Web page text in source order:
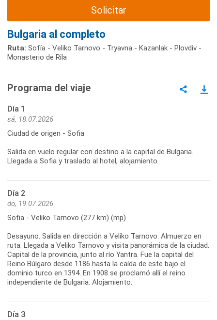
Solicitar
Bulgaria al completo
Ruta: Sofía - Veliko Tarnovo - Tryavna - Kazanlak - Plovdiv -
Monasterio de Rila
Programa del viaje
Día 1
sá, 18.07.2026
Ciudad de origen - Sofia
Salida en vuelo regular con destino a la capital de Bulgaria.
Día 2
do, 19.07.2026
Sofia - Veliko Tarnovo (277 km) (mp)
Desayuno. Salida en dirección a Veliko Tarnovo. Almuerzo en
ruta. Llegada a Veliko Tarnovo y visita panorámica de la ciudad.
Capital de la provincia, junto al río Yantra. Fue la capital del
Reino Búlgaro desde 1186 hasta la caída de este bajo el
dominio turco en 1394. En 1908 se proclamó allí el reino
Día 3